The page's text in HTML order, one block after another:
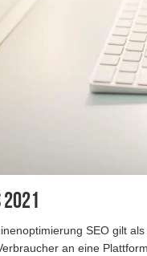
2021
SEO gilt
an eine